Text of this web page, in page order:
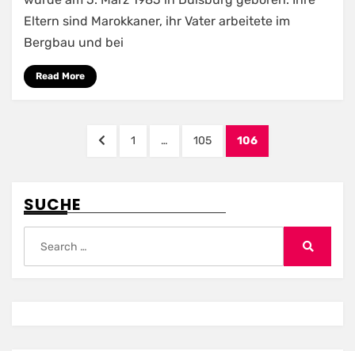
Eltern sind Marokkaner, ihr Vater arbeitete im
Bergbau und bei
Read More
PREVIOUS
PAGE
1 … PAGE
105 PAGE
106
SUCHE